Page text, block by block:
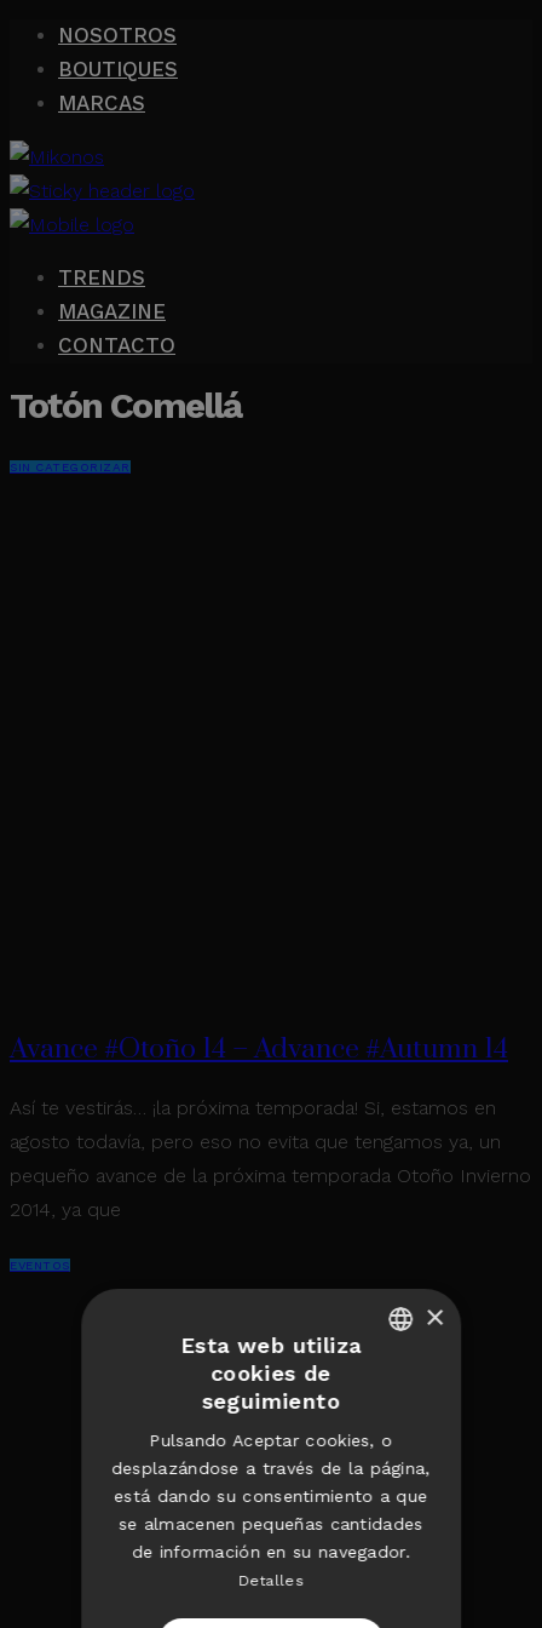
NOSOTROS
BOUTIQUES
MARCAS
TRENDS
MAGAZINE
CONTACTO
Totón Comellá
SIN CATEGORIZAR
Avance #Otoño 14 – Advance #Autumn 14
Así te vestirás… ¡la próxima temporada! Si, estamos en
agosto todavía, pero eso no evita que tengamos ya, un
pequeño avance de la próxima temporada Otoño Invierno
2014, ya que
EVENTOS
Spanish
×
Esta web utiliza
cookies de
seguimiento
Pulsando Aceptar cookies, o
desplazándose a través de la página,
está dando su consentimiento a que
se almacenen pequeñas cantidades
de información en su navegador.
Detalles